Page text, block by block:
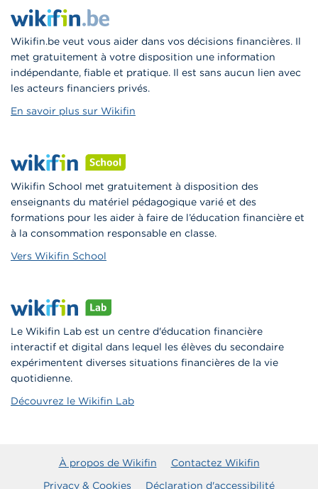
Wikifin.be veut vous aider dans vos décisions financières. Il
met gratuitement à votre disposition une information
indépendante, fiable et pratique. Il est sans aucun lien avec
les acteurs financiers privés.
En savoir plus sur Wikifin
Wikifin School met gratuitement à disposition des
enseignants du matériel pédagogique varié et des
formations pour les aider à faire de l’éducation financière et
à la consommation responsable en classe.
Vers Wikifin School
Le Wikifin Lab est un centre d'éducation financière
interactif et digital dans lequel les élèves du secondaire
expérimentent diverses situations financières de la vie
quotidienne.
Découvrez le Wikifin Lab
À propos de Wikifin
Contactez Wikifin
Privacy & Cookies
Déclaration d'accessibilité